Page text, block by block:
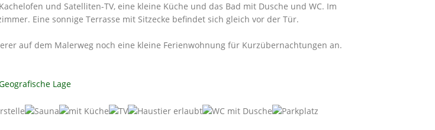
und Satelliten-TV, eine kleine Küche und das Bad mit Dusche und WC. Im
Eine sonnige Terrasse mit Sitzecke befindet sich gleich vor der Tür.
auf dem Malerweg noch eine kleine Ferienwohnung für Kurzübernachtungen an.
Lage